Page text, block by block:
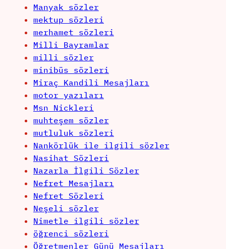
Manyak sözler
mektup sözleri
merhamet sözleri
Milli Bayramlar
milli sözler
minibüs sözleri
Miraç Kandili Mesajları
motor yazıları
Msn Nickleri
muhteşem sözler
mutluluk sözleri
Nankörlük ile ilgili sözler
Nasihat Sözleri
Nazarla İlgili Sözler
Nefret Mesajları
Nefret Sözleri
Neşeli sözler
Nimetle ilgili sözler
öğrenci sözleri
Öğretmenler Günü Mesajları